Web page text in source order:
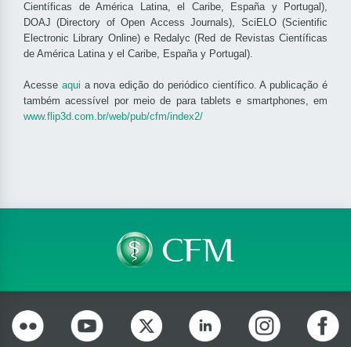
Científicas de América Latina, el Caribe, España y Portugal),
DOAJ (Directory of Open Access Journals), SciELO (Scientific
Electronic Library Online) e Redalyc (Red de Revistas Científicas
de América Latina y el Caribe, España y Portugal).
Acesse aqui a nova edição do periódico científico. A publicação é
também acessível por meio de para tablets e smartphones, em
www.flip3d.com.br/web/pub/cfm/index2/